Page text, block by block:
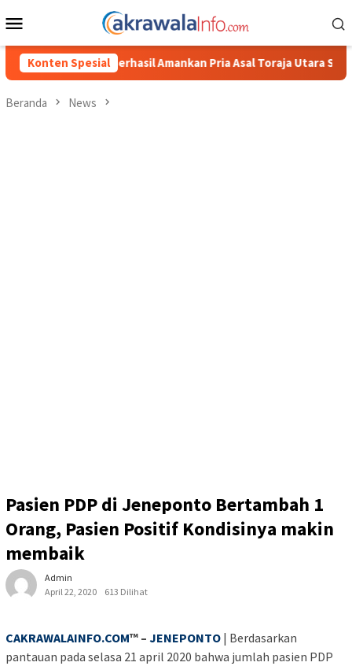
ke
Mobile
Konten Spesial
Amankan Pria Asal Toraja Utara Saat Asik Sabung Ayam
Beranda News
Pasien PDP di Jeneponto Bertambah 1
Orang, Pasien Positif Kondisinya makin
membaik
Admin
April 22, 2020
613 Dilihat
CAKRAWALAINFO.COM™ – JENEPONTO | Berdasarkan
pantauan pada selasa 21 april 2020 bahwa jumlah pasien PDP